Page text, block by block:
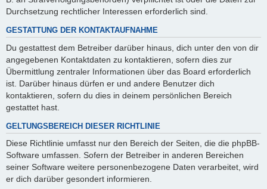
Durchsetzung rechtlicher Interessen erforderlich sind.
GESTATTUNG DER KONTAKTAUFNAHME
Du gestattest dem Betreiber darüber hinaus, dich unter den von dir
angegebenen Kontaktdaten zu kontaktieren, sofern dies zur
Übermittlung zentraler Informationen über das Board erforderlich
ist. Darüber hinaus dürfen er und andere Benutzer dich
kontaktieren, sofern du dies in deinem persönlichen Bereich
gestattet hast.
GELTUNGSBEREICH DIESER RICHTLINIE
Diese Richtlinie umfasst nur den Bereich der Seiten, die die phpBB-
Software umfassen. Sofern der Betreiber in anderen Bereichen
seiner Software weitere personenbezogene Daten verarbeitet, wird
er dich darüber gesondert informieren.